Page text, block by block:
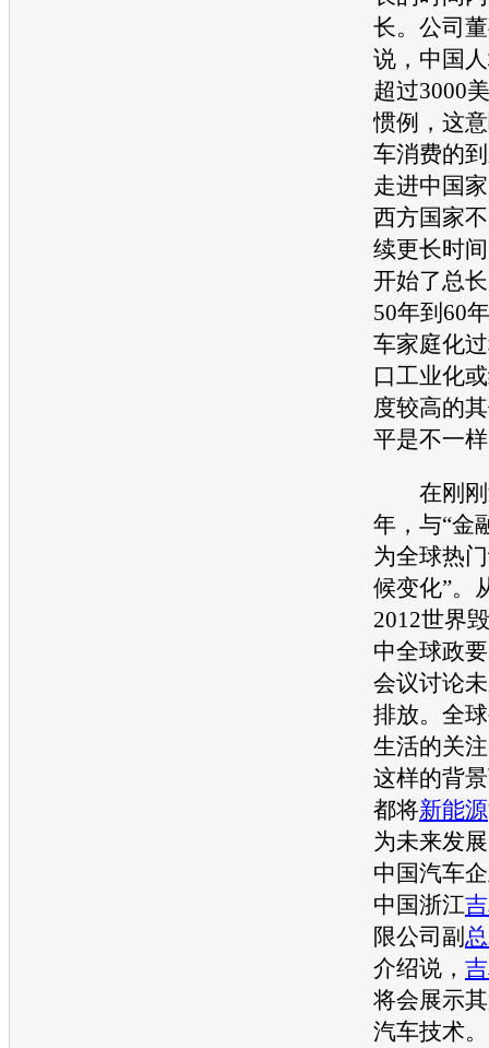
长。公司
说，中国
超过3000
惯例，这
车消费的
走进中国
西方国家
续更长时
开始了总
50年到60
车家庭化
口工业化
度较高的
平是不一
在刚刚
年，与“金
为全球热
候变化”。
2012世界
中全球政
会议讨论
排放。全
生活的关
这样的背
都将新能源
为未来发
中国汽车
中国浙江
限公司副
介绍说，
将会展示
汽车技术